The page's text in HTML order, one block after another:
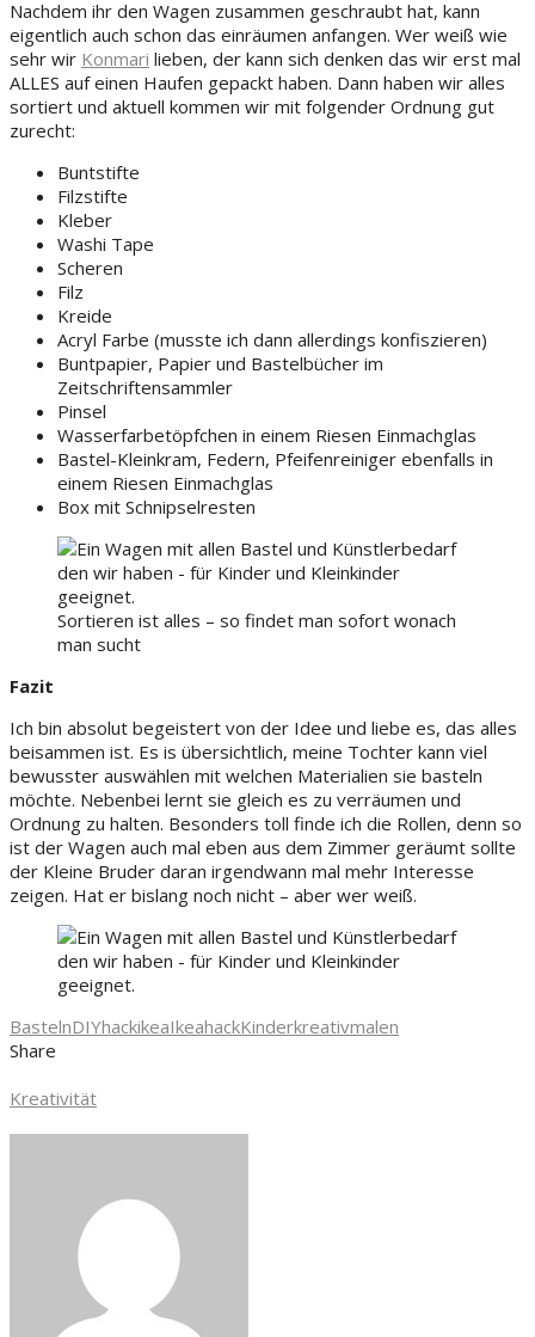
Nachdem ihr den Wagen zusammen geschraubt hat, kann
eigentlich auch schon das einräumen anfangen. Wer weiß wie
sehr wir Konmari lieben, der kann sich denken das wir erst mal
ALLES auf einen Haufen gepackt haben. Dann haben wir alles
sortiert und aktuell kommen wir mit folgender Ordnung gut
zurecht:
Buntstifte
Filzstifte
Kleber
Washi Tape
Scheren
Filz
Kreide
Acryl Farbe (musste ich dann allerdings konfiszieren)
Buntpapier, Papier und Bastelbücher im
Zeitschriftensammler
Pinsel
Wasserfarbetöpfchen in einem Riesen Einmachglas
Bastel-Kleinkram, Federn, Pfeifenreiniger ebenfalls in
einem Riesen Einmachglas
Box mit Schnipselresten
Sortieren ist alles – so findet man sofort wonach
man sucht
Fazit
Ich bin absolut begeistert von der Idee und liebe es, das alles
beisammen ist. Es is übersichtlich, meine Tochter kann viel
bewusster auswählen mit welchen Materialien sie basteln
möchte. Nebenbei lernt sie gleich es zu verräumen und
Ordnung zu halten. Besonders toll finde ich die Rollen, denn so
ist der Wagen auch mal eben aus dem Zimmer geräumt sollte
der Kleine Bruder daran irgendwann mal mehr Interesse
zeigen. Hat er bislang noch nicht – aber wer weiß.
BastelnDIYhackikeaIkeahackKinderkreativmalen
Share
Kreativität